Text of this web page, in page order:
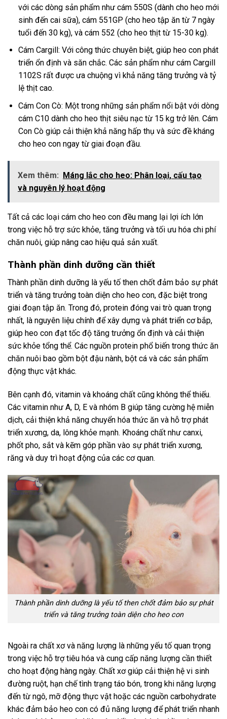
với các dòng sản phẩm như cám 550S (dành cho heo mới
sinh đến cai sữa), cám 551GP (cho heo tập ăn từ 7 ngày
tuổi đến 30 kg), và cám 552 (cho heo thịt từ 15-30 kg).
Cám Cargill: Với công thức chuyên biệt, giúp heo con phát
triển ổn định và săn chắc. Các sản phẩm như cám Cargill
1102S rất được ưa chuộng vì khả năng tăng trưởng và tỷ
lệ thịt cao.
Cám Con Cò: Một trong những sản phẩm nổi bật với dòng
cám C10 dành cho heo thịt siêu nạc từ 15 kg trở lên. Cám
Con Cò giúp cải thiện khả năng hấp thụ và sức đề kháng
cho heo con ngay từ giai đoạn đầu.
Xem thêm: Máng lắc cho heo: Phân loại, cấu tạo
và nguyên lý hoạt động
Tất cả các loại cám cho heo con đều mang lại lợi ích lớn
trong việc hỗ trợ sức khỏe, tăng trưởng và tối ưu hóa chi phí
chăn nuôi, giúp nâng cao hiệu quả sản xuất.
Thành phần dinh dưỡng cần thiết
Thành phần dinh dưỡng là yếu tố then chốt đảm bảo sự phát
triển và tăng trưởng toàn diện cho heo con, đặc biệt trong
giai đoạn tập ăn. Trong đó, protein đóng vai trò quan trọng
nhất, là nguyên liệu chính để xây dựng và phát triển cơ bắp,
giúp heo con đạt tốc độ tăng trưởng ổn định và cải thiện
sức khỏe tổng thể. Các nguồn protein phổ biến trong thức ăn
chăn nuôi bao gồm bột đậu nành, bột cá và các sản phẩm
động thực vật khác.
Bên cạnh đó, vitamin và khoáng chất cũng không thể thiếu.
Các vitamin như A, D, E và nhóm B giúp tăng cường hệ miễn
dịch, cải thiện khả năng chuyển hóa thức ăn và hỗ trợ phát
triển xương, da, lông khỏe mạnh. Khoáng chất như canxi,
phốt pho, sắt và kẽm góp phần vào sự phát triển xương,
răng và duy trì hoạt động của các cơ quan.
Thành phần dinh dưỡng là yếu tố then chốt đảm bảo sự phát
triển và tăng trưởng toàn diện cho heo con
Ngoài ra chất xơ và năng lượng là những yếu tố quan trọng
trong việc hỗ trợ tiêu hóa và cung cấp năng lượng cần thiết
cho hoạt động hàng ngày. Chất xơ giúp cải thiện hệ vi sinh
đường ruột, hạn chế tình trạng táo bón, trong khi năng lượng
đến từ ngô, mỡ động thực vật hoặc các nguồn carbohydrate
khác đảm bảo heo con có đủ năng lượng để phát triển nhanh